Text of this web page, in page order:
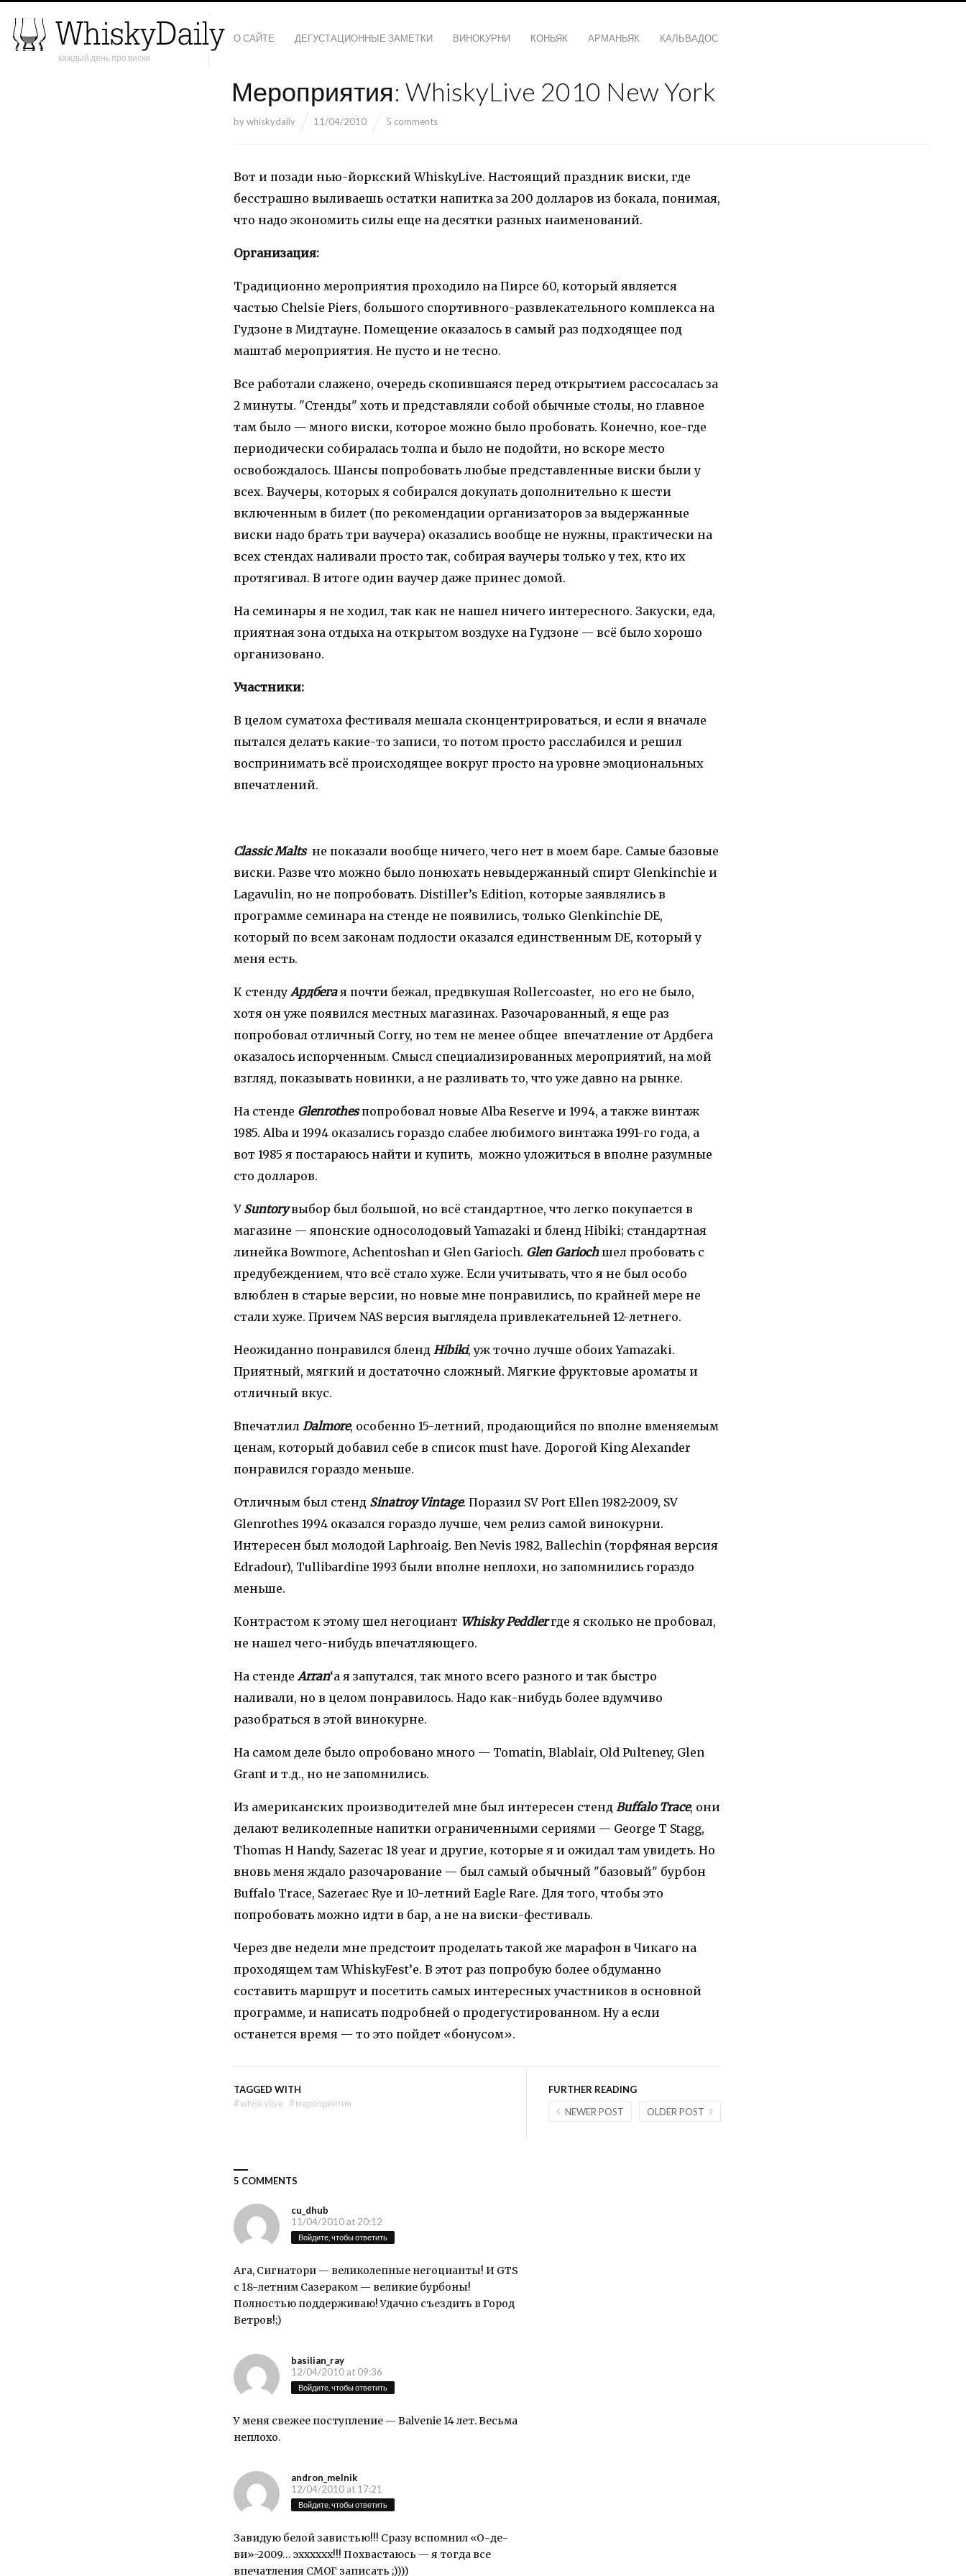
каждый день про виски
О САЙТЕ ДЕГУСТАЦИОННЫЕ ЗАМЕТКИ ВИНОКУРНИ КОНЬЯК АРМАНЬЯК КАЛЬВАДОС
Мероприятия: WhiskyLive 2010 New York
bywhiskydaily 11/04/2010 5 comments
Вот и позади нью-йоркский WhiskyLive. Настоящий праздник виски, где
бесстрашно выливаешь остатки напитка за 200 долларов из бокала, понимая,
что надо экономить силы еще на десятки разных наименований.
Организация:
Традиционно мероприятия проходило на Пирсе 60, который является
частью Chelsie Piers, большого спортивного-развлекательного комплекса на
Гудзоне в Мидтауне. Помещение оказалось в самый раз подходящее под
маштаб мероприятия. Не пусто и не тесно.
Все работали слажено, очередь скопившаяся перед открытием рассосалась за
2 минуты. "Стенды" хоть и представляли собой обычные столы, но главное
там было — много виски, которое можно было пробовать. Конечно, кое-где
периодически собиралась толпа и было не подойти, но вскоре место
освобождалось. Шансы попробовать любые представленные виски были у
всех. Ваучеры, которых я собирался докупать дополнительно к шести
включенным в билет (по рекомендации организаторов за выдержанные
виски надо брать три ваучера) оказались вообще не нужны, практически на
всех стендах наливали просто так, собирая ваучеры только у тех, кто их
протягивал. В итоге один ваучер даже принес домой.
На семинары я не ходил, так как не нашел ничего интересного. Закуски, еда,
приятная зона отдыха на открытом воздухе на Гудзоне — всё было хорошо
организовано.
Участники:
В целом суматоха фестиваля мешала сконцентрироваться, и если я вначале
пытался делать какие-то записи, то потом просто расслабился и решил
воспринимать всё происходящее вокруг просто на уровне эмоциональных
впечатлений.
Classic Maltsне показали вообще ничего, чего нет в моем баре. Самые базовые
виски. Разве что можно было понюхать невыдержанный спирт Glenkinchie и
Lagavulin, но не попробовать. Distiller’s Edition, которые заявлялись в
программе семинара на стенде не появились, только Glenkinchie DE,
который по всем законам подлости оказался единственным DE, который у
меня есть.
К стенду Ардбегая почти бежал, предвкушая Rollercoaster, но его не было,
хотя он уже появился местных магазинах. Разочарованный, я еще раз
попробовал отличный Corry, но тем не менее общее впечатление от Ардбега
оказалось испорченным. Смысл специализированных мероприятий, на мой
взгляд, показывать новинки, а не разливать то, что уже давно на рынке.
На стенде Glenrothesпопробовал новые Alba Reserve и 1994, а также винтаж
1985. Alba и 1994 оказались гораздо слабее любимого винтажа 1991-го года, а
вот 1985 я постараюсь найти и купить, можно уложиться в вполне разумные
сто долларов.
У Suntoryвыбор был большой, но всё стандартное, что легко покупается в
магазине — японские односолодовый Yamazaki и бленд Hibiki; стандартная
линейка Bowmore, Achentoshan и Glen Garioch. Glen Gariochшел пробовать с
предубеждением, что всё стало хуже. Если учитывать, что я не был особо
влюблен в старые версии, но новые мне понравились, по крайней мере не
стали хуже. Причем NAS версия выглядела привлекательней 12-летнего.
Неожиданно понравился бленд Hibiki, уж точно лучше обоих Yamazaki.
Приятный, мягкий и достаточно сложный. Мягкие фруктовые ароматы и
отличный вкус.
Впечатлил Dalmore, особенно 15-летний, продающийся по вполне вменяемым
ценам, который добавил себе в список must have. Дорогой King Alexander
понравился гораздо меньше.
Отличным был стенд Sinatroy Vintage. Поразил SV Port Ellen 1982-2009, SV
Glenrothes 1994 оказался гораздо лучше, чем релиз самой винокурни.
Интересен был молодой Laphroaig. Ben Nevis 1982, Ballechin (торфяная версия
Edradour), Tullibardine 1993 были вполне неплохи, но запомнились гораздо
меньше.
Контрастом к этому шел негоциант Whisky Peddlerгде я сколько не пробовал,
не нашел чего-нибудь впечатляющего.
На стенде Arran‘а я запутался, так много всего разного и так быстро
наливали, но в целом понравилось. Надо как-нибудь более вдумчиво
разобраться в этой винокурне.
На самом деле было опробовано много — Tomatin, Blablair, Old Pulteney, Glen
Grant и т.д., но не запомнились.
Из американских производителей мне был интересен стенд Buffalo Trace, они
делают великолепные напитки ограниченными сериями — George T Stagg,
Thomas H Handy, Sazerac 18 year и другие, которые я и ожидал там увидеть. Но
вновь меня ждало разочарование — был самый обычный "базовый" бурбон
Buffalo Trace, Sazeraec Rye и 10-летний Eagle Rare. Для того, чтобы это
попробовать можно идти в бар, а не на виски-фестиваль.
Через две недели мне предстоит проделать такой же марафон в Чикаго на
проходящем там WhiskyFest’е. В этот раз попробую более обдуманно
составить маршрут и посетить самых интересных участников в основной
программе, и написать подробней о продегустированном. Ну а если
останется время — то это пойдет «бонусом».
TAGGED WITH
#whiskylive #мероприятия
FURTHER READING
OLDER POST
NEWER POST
5 COMMENTS
cu_dhub
11/04/2010 at 20:12
Войдите, чтобы ответить
Ага, Сигнатори — великолепные негоцианты! И GTS
с 18-летним Сазераком — великие бурбоны!
Полностью поддерживаю! Удачно съездить в Город
Ветров!;)
basilian_ray
12/04/2010 at 09:36
Войдите, чтобы ответить
У меня свежее поступление — Balvenie 14 лет. Весьма
неплохо.
andron_melnik
12/04/2010 at 17:21
Войдите, чтобы ответить
Завидую белой завистью!!! Сразу вспомнил «О-де-
ви»-2009… эхххххх!!! Похвастаюсь — я тогда все
впечатления СМОГ записать ;))))